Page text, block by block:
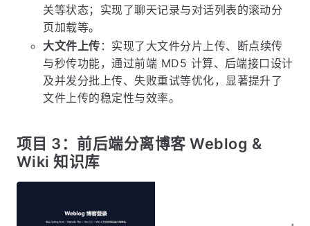
关等状态；实现了聊天记录与对话列表的滚动分
页加载等。
大文件上传 ：实现了大文件分片上传、断点续传
与秒传功能，通过前端 MD5 计算、后端接口设计
及并发分批上传、失败重试等优化，显著提升了
文件上传的稳定性与效率。
项目 3：前后端分离博客 Weblog &
Wiki 知识库